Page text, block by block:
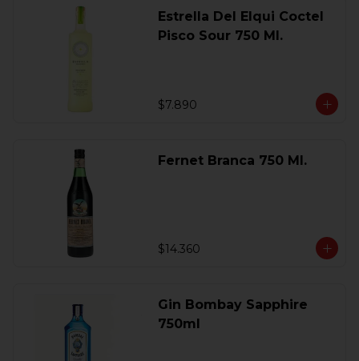
Estrella Del Elqui Coctel
Pisco Sour 750 Ml.
$7.890
Fernet Branca 750 Ml.
$14.360
Gin Bombay Sapphire
750ml